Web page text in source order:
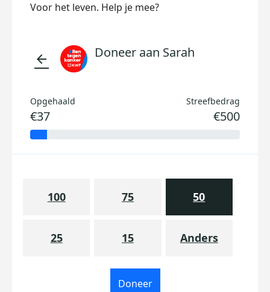
Voor het leven. Help je mee?
arrow_back Doneer aan Sarah
Opgehaald
€37
Streefbedrag
€500
100 75 50
25 15 Anders
Doneer